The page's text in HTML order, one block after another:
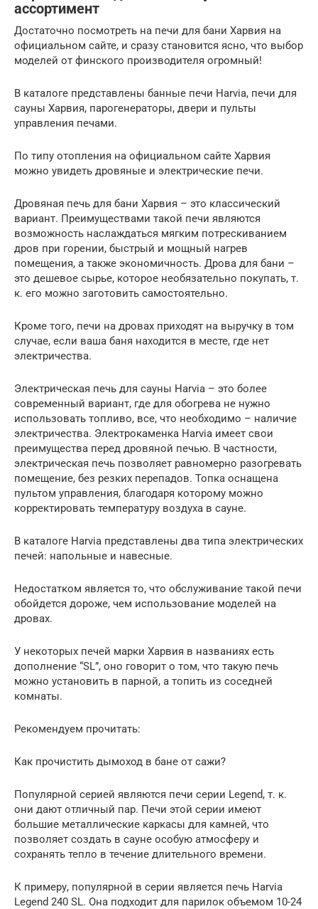
ассортимент
Достаточно посмотреть на печи для бани Харвия на
официальном сайте, и сразу становится ясно, что выбор
моделей от финского производителя огромный!
В каталоге представлены банные печи Harvia, печи для
сауны Харвия, парогенераторы, двери и пульты
управления печами.
По типу отопления на официальном сайте Харвия
можно увидеть дровяные и электрические печи.
Дровяная печь для бани Харвия – это классический
вариант. Преимуществами такой печи являются
возможность наслаждаться мягким потрескиванием
дров при горении, быстрый и мощный нагрев
помещения, а также экономичность. Дрова для бани –
это дешевое сырье, которое необязательно покупать, т.
к. его можно заготовить самостоятельно.
Кроме того, печи на дровах приходят на выручку в том
случае, если ваша баня находится в месте, где нет
электричества.
Электрическая печь для сауны Harvia – это более
современный вариант, где для обогрева не нужно
использовать топливо, все, что необходимо – наличие
электричества. Электрокаменка Harvia имеет свои
преимущества перед дровяной печью. В частности,
электрическая печь позволяет равномерно разогревать
помещение, без резких перепадов. Топка оснащена
пультом управления, благодаря которому можно
корректировать температуру воздуха в сауне.
В каталоге Harvia представлены два типа электрических
печей: напольные и навесные.
Недостатком является то, что обслуживание такой печи
обойдется дороже, чем использование моделей на
дровах.
У некоторых печей марки Харвия в названиях есть
дополнение “SL”, оно говорит о том, что такую печь
можно установить в парной, а топить из соседней
комнаты.
Рекомендуем прочитать:
Как прочистить дымоход в бане от сажи?
Популярной серией являются печи серии Legend, т. к.
они дают отличный пар. Печи этой серии имеют
большие металлические каркасы для камней, что
позволяет создать в сауне особую атмосферу и
сохранять тепло в течение длительного времени.
К примеру, популярной в серии является печь Harvia
Legend 240 SL. Она подходит для парилок объемом 10-24